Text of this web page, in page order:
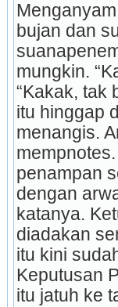
bujan dan
mungkin.
“Kakak, tak
itu hinggap
menangis.
penampan
dengan
katanya.
diadakan
itu kini
Keputusan
itu jatuh ke